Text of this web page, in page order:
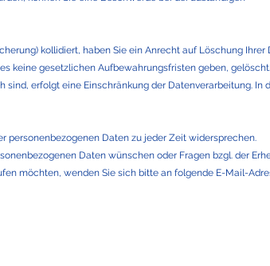
kollidiert, haben Sie ein Anrecht auf Löschung Ihrer
keine gesetzlichen Aufbewahrungsfristen geben,
erfolgt eine Einschränkung der Datenverarbeitung. In
personenbezogenen Daten zu jeder Zeit widersprechen.
Daten wünschen oder Fragen bzgl. der
möchten, wenden Sie sich bitte an folgende E-Mail-